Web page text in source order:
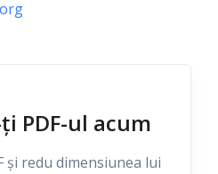
PDF-ul acum
și redu dimensiunea lui